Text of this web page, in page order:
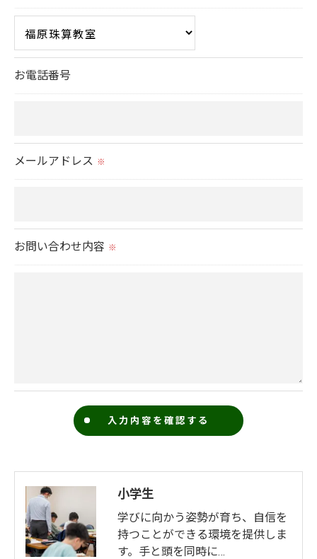
当社では、お客様の個人情報の開示･訂正･削除・利
用停止の手続を定めさせて頂いております。
ご本人である事を確認のうえ、対応させて頂きま
す。
個人情報の開示･訂正･削除・利用停止の具体的手続
お電話番号
メールアドレス ※
お問い合わせ内容 ※
小学生
学びに向かう姿勢が育ち、自信を
持つことができる環境を提供しま
す。手と頭を同時に…